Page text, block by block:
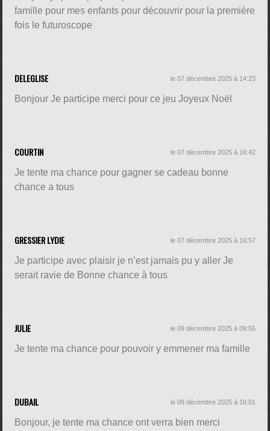
famille pour mes enfants pour découvrir pour la première
fois le futuroscope
DELEGLISE le 07 décembre 2025 à 14:23
Bonjour Je participe merci pour ce jeu Joyeux Noël
COURTIN le 07 décembre 2025 à 16:42
Je tente ma chance pour gagner se cadeau bonne
chance a tous
GRESSIER LYDIE le 07 décembre 2025 à 16:57
Je participe avec plaisir je n’est jamais pu y aller Je
serait ravie de Bonne chance à tous
JULIE le 09 décembre 2025 à 09:55
Je tente ma chance pour pouvoir y emmener ma famille
DUBAIL le 09 décembre 2025 à 16:01
Bonjour, je tente ma chance ont verra bien merci